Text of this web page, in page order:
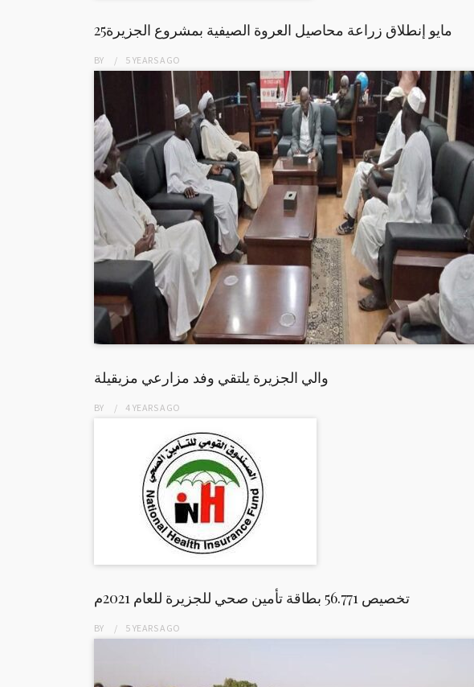
25مايو إنطلاق زراعة محاصيل العروة الصيفية بمشروع الجزيرة
BY 5 YEARSAGO
والي الجزيرة يلتقي وفد مزارعي مزيقيلة
BY 4 YEARSAGO
تخصيص 56.771 بطاقة تأمين صحي للجزيرة للعام 2021م
BY 5 YEARSAGO